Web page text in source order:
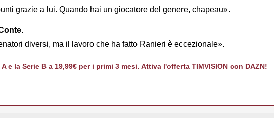
grazie a lui. Quando hai un giocatore del genere, chapeau».
diversi, ma il lavoro che ha fatto Ranieri è eccezionale».
e la Serie B a 19,99€ per i primi 3 mesi. Attiva l'offerta TIMVISION con DAZN!